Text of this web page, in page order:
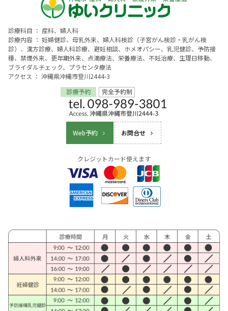
診療科目 ： 産科、婦人科
診療内容 ： 妊婦健診、母乳外来、婦人科検診（子宮がん検診・乳がん検
診）、漢方診療、婦人科診療、避妊相談、ホメオパシー、乳児健診、予防接
種、禁煙外来、更年期外来、点滴療法、栄養療法、不妊治療、生理日移動、
ブライダルチェック、プラセンタ療法
アクセス ： 沖縄県沖縄市登川2444-3
Web予約 お問合せ
クレジットカード使えます